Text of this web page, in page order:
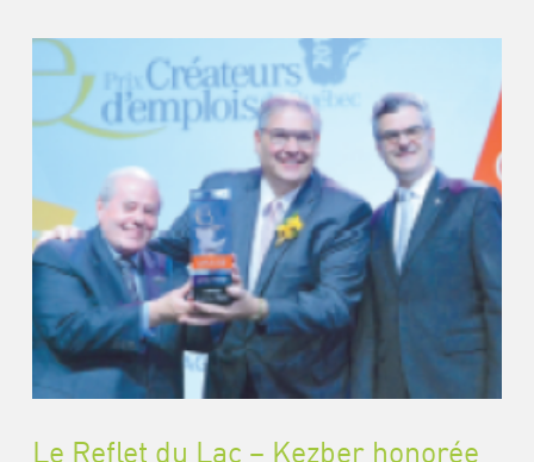
Le Reflet du Lac – Kezber honorée